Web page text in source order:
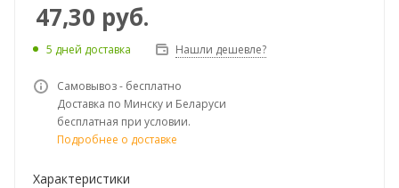
47,30 руб.
5 дней доставка Нашли дешевле?
Самовывоз - бесплатно
Доставка по Минску и Беларуси
бесплатная при условии.
Подробнее о доставке
Характеристики